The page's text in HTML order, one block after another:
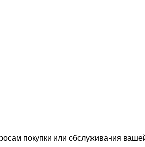
покупки или обслуживания